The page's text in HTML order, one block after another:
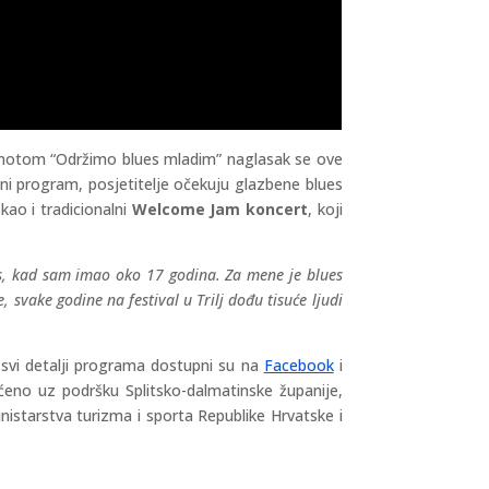
“Održimo blues mladim” naglasak se ove
program, posjetitelje očekuju glazbene blues
kao i tradicionalni Welcome Jam koncert, koji
sam imao oko 17 godina. Za mene je blues
svake godine na festival u Trilj dođu tisuće ljudi
detalji programa dostupni su na Facebooki
uz podršku Splitsko-dalmatinske županije,
turizma i sporta Republike Hrvatske i